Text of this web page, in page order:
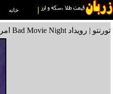
خانه
تورنتو | رویداد Bad Movie Night امروز عصر